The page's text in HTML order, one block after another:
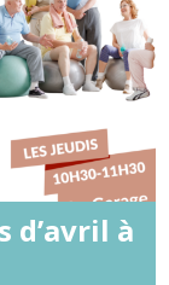
d’avril à